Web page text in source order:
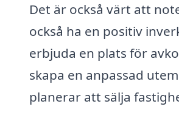
Det är också värt att
också ha en positiv
erbjuda en plats för
skapa en anpassad
planerar att sälja